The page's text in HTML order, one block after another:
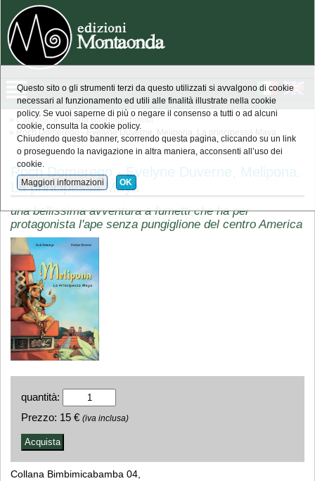
» Catalogo »
collana Bimbiapiebombi
» Roch Domerego - Evelyne Duverne, Melipona. La principessa Maya
Roch Domerego - Evelyne Duverne, Melipona.
La principessa Maya
una bellissima avventura a fumetti che ha per
protagonista l'ape senza pungiglione del centro America
quantità:
Prezzo: 15 € (iva inclusa)
Collana Bimbimicabamba 04,
Questo sito o gli strumenti terzi da questo utilizzati si avvalgono di cookie
necessari al funzionamento ed utili alle finalità illustrate nella cookie
policy. Se vuoi saperne di più o negare il consenso a tutti o ad alcuni
cookie, consulta la cookie policy.
Chiudendo questo banner, scorrendo questa pagina, cliccando su un link
o proseguendo la navigazione in altra maniera, acconsenti all’uso dei
cookie.
Maggiori informazioni OK